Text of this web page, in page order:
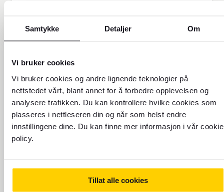
Samtykke Detaljer Om
Vi bruker cookies
Vi bruker cookies og andre lignende teknologier på
nettstedet vårt, blant annet for å forbedre opplevelsen og
analysere trafikken. Du kan kontrollere hvilke cookies som
plasseres i nettleseren din og når som helst endre
innstillingene dine. Du kan finne mer informasjon i vår cookie
policy.
Tillat alle cookies
Send penger med Western Union